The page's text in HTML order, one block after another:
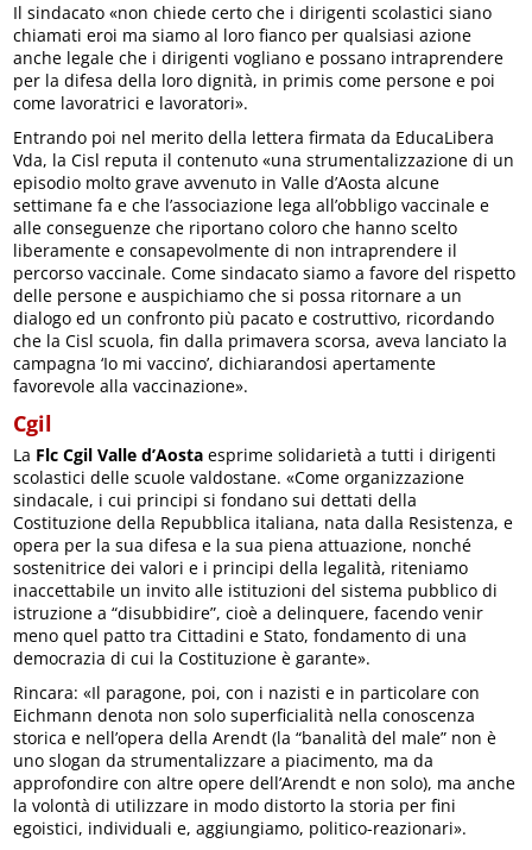
Il sindacato «non chiede certo che i dirigenti scolastici siano
chiamati eroi ma siamo al loro fianco per qualsiasi azione
anche legale che i dirigenti vogliano e possano intraprendere
per la difesa della loro dignità, in primis come persone e poi
come lavoratrici e lavoratori».
Entrando poi nel merito della lettera firmata da EducaLibera
Vda, la Cisl reputa il contenuto «una strumentalizzazione di un
episodio molto grave avvenuto in Valle d’Aosta alcune
settimane fa e che l’associazione lega all’obbligo vaccinale e
alle conseguenze che riportano coloro che hanno scelto
liberamente e consapevolmente di non intraprendere il
percorso vaccinale. Come sindacato siamo a favore del rispetto
delle persone e auspichiamo che si possa ritornare a un
dialogo ed un confronto più pacato e costruttivo, ricordando
che la Cisl scuola, fin dalla primavera scorsa, aveva lanciato la
campagna ‘Io mi vaccino’, dichiarandosi apertamente
favorevole alla vaccinazione».
Cgil
La Flc Cgil Valle d’Aosta esprime solidarietà a tutti i dirigenti
scolastici delle scuole valdostane. «Come organizzazione
sindacale, i cui principi si fondano sui dettati della
Costituzione della Repubblica italiana, nata dalla Resistenza, e
opera per la sua difesa e la sua piena attuazione, nonché
sostenitrice dei valori e i principi della legalità, riteniamo
inaccettabile un invito alle istituzioni del sistema pubblico di
istruzione a “disubbidire”, cioè a delinquere, facendo venir
meno quel patto tra Cittadini e Stato, fondamento di una
democrazia di cui la Costituzione è garante».
Rincara: «Il paragone, poi, con i nazisti e in particolare con
Eichmann denota non solo superficialità nella conoscenza
storica e nell’opera della Arendt (la “banalità del male” non è
uno slogan da strumentalizzare a piacimento, ma da
approfondire con altre opere dell’Arendt e non solo), ma anche
la volontà di utilizzare in modo distorto la storia per fini
egoistici, individuali e, aggiungiamo, politico-reazionari».